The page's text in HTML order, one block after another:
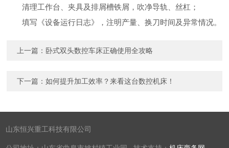
清理工作台、夹具及排屑槽铁屑，吹净导轨、丝杠；
填写《设备运行日志》，注明产量、换刀时间及异常情况。
上一篇： 卧式双头数控车床正确使用全攻略
下一篇：如何提升加工效率？来看这台数控机床！
山东恒兴重工科技有限公司